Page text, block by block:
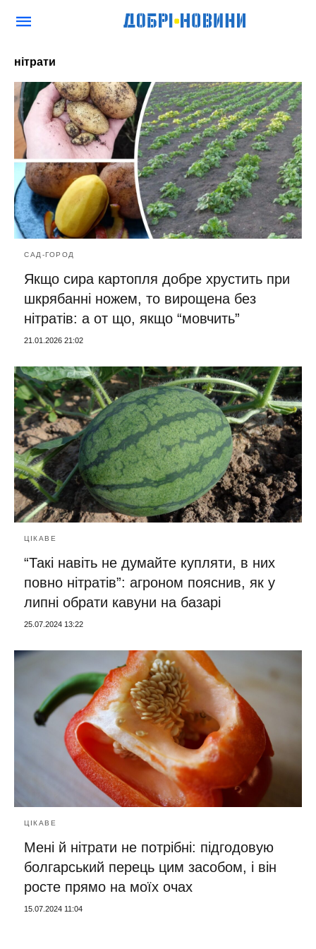
нітрати
САД-ГОРОД
Якщо сира картопля добре хрустить при
шкрябанні ножем, то вирощена без
нітратів: а от що, якщо “мовчить”
21.01.2026 21:02
ЦІКАВЕ
“Такі навіть не думайте купляти, в них
повно нітратів”: агроном пояснив, як у
липні обрати кавуни на базарі
25.07.2024 13:22
ЦІКАВЕ
Мені й нітрати не потрібні: підгодовую
болгарський перець цим засобом, і він
росте прямо на моїх очах
15.07.2024 11:04